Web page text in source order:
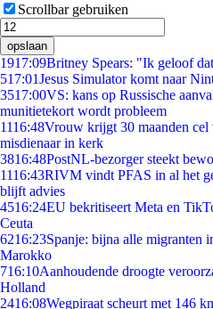
Scrollbar gebruiken
opslaan
1917:09Britney Spears: "Ik geloof
517:01Jesus Simulator komt naar
3517:00VS: kans op Russische
munitietekort wordt probleem
1116:48Vrouw krijgt 30 maanden
misdienaar in kerk
3816:48PostNL-bezorger steekt
1116:43RIVM vindt PFAS in al het
blijft advies
4516:24EU bekritiseert Meta en
Ceuta
6216:23Spanje: bijna alle migranten
Marokko
716:10Aanhoudende droogte
Holland
2416:08Wegpiraat scheurt met 146